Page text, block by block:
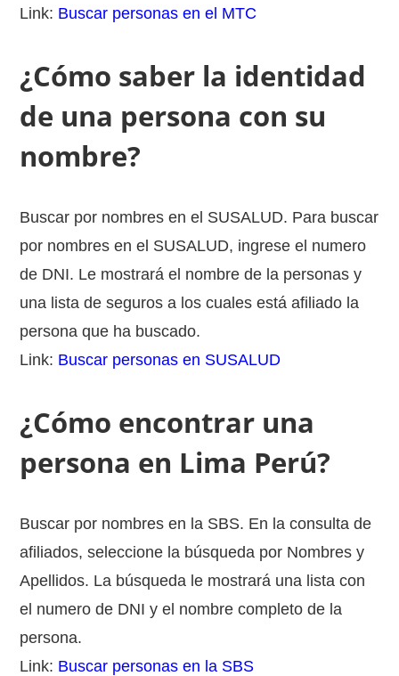
Link: Buscar personas en el MTC
¿Cómo saber la identidad
de una persona con su
nombre?
Buscar por nombres en el SUSALUD. Para buscar
por nombres en el SUSALUD, ingrese el numero
de DNI. Le mostrará el nombre de la personas y
una lista de seguros a los cuales está afiliado la
persona que ha buscado.
Link: Buscar personas en SUSALUD
¿Cómo encontrar una
persona en Lima Perú?
Buscar por nombres en la SBS. En la consulta de
afiliados, seleccione la búsqueda por Nombres y
Apellidos. La búsqueda le mostrará una lista con
el numero de DNI y el nombre completo de la
persona.
Link: Buscar personas en la SBS